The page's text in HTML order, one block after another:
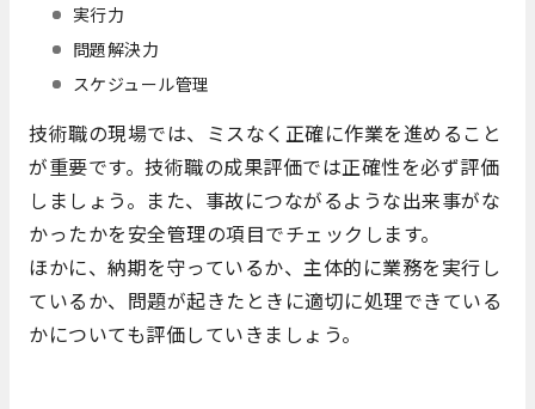
実行力
問題解決力
スケジュール管理
技術職の現場では、ミスなく正確に作業を進めること
が重要です。技術職の成果評価では正確性を必ず評価
しましょう。また、事故につながるような出来事がな
かったかを安全管理の項目でチェックします。
ほかに、納期を守っているか、主体的に業務を実行し
ているか、問題が起きたときに適切に処理できている
かについても評価していきましょう。